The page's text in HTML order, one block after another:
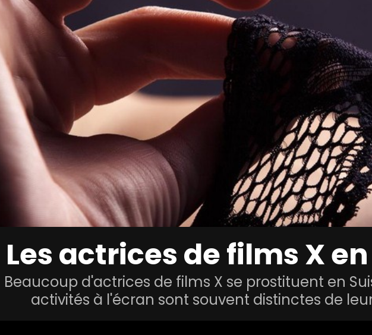
Les actrices de films X
Beaucoup d'actrices de films X se prostituent en
activités à l'écran sont souvent distinctes de